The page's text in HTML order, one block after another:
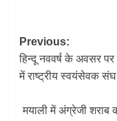
Post
Previous:
हिन्दू नववर्ष के अवसर
में राष्ट्रीय स्वयंसेवक
मयाली में अंग्रेजी